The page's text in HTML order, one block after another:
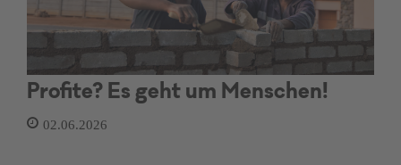
Profite? Es geht um Menschen!
02.06.2026